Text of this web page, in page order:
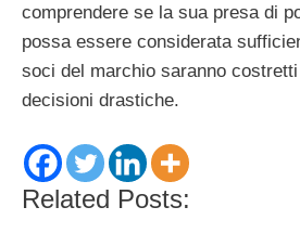
comprendere se la sua presa di
possa essere considerata
soci del marchio saranno
decisioni drastiche.
Related Posts: